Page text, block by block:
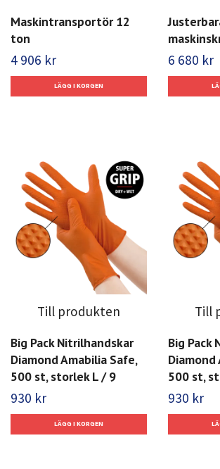
Maskintransportör 12
ton
4 906 kr 6 680 kr
Till produkten
Big Pack Nitrilhandskar
Diamond Amabilia Safe,
500 st, storlek L / 9
930 kr
Till
Big Pack
Diamond
500 st,
930 kr